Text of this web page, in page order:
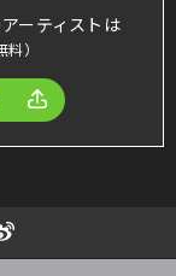
ーティストは
料）